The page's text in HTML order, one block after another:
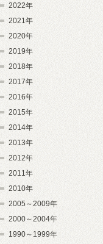
2022年
2021年
2020年
2019年
2018年
2017年
2016年
2015年
2014年
2013年
2012年
2011年
2010年
2005～2009年
2000～2004年
1990～1999年